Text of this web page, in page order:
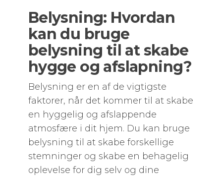
Belysning: Hvordan
kan du bruge
belysning til at skabe
hygge og afslapning?
Belysning er en af ​​de vigtigste
faktorer, når det kommer til at skabe
en hyggelig og afslappende
atmosfære i dit hjem. Du kan bruge
belysning til at skabe forskellige
stemninger og skabe en behagelig
oplevelse for dig selv og dine